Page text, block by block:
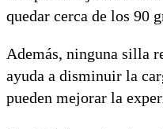
quedar cerca de los 90
Además, ninguna silla
ayuda a disminuir la
pueden mejorar la